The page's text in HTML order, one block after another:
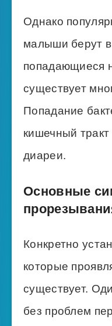
Однако
малыши берут
попадающиеся
существует
Попадание
кишечный
диареи.
Основные
Конкретно
которые
существует.
без проблем